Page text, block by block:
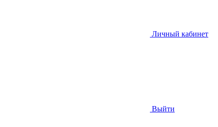
Личный кабинет
Выйти